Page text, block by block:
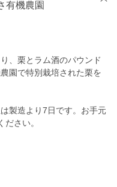
有機農園
、栗とラム酒のパウンド
園で特別栽培された栗を
製造より7日です。お手元
さい。